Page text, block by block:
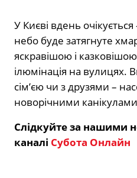
У Києві вдень
небо буде затягнуте
яскравішою і
ілюмінація на вулицях.
сім’єю чи з друзями –
новорічними
Слідкуйте за нашими
каналі Субота Онлайн